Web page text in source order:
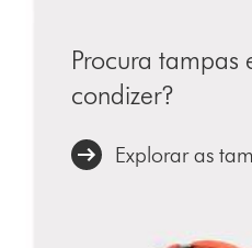
Procura tampas
condizer?
Explorar as